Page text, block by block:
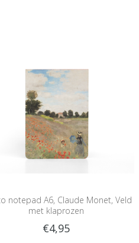
notepad A6, Claude Monet, Veld
met klaprozen
€4,95